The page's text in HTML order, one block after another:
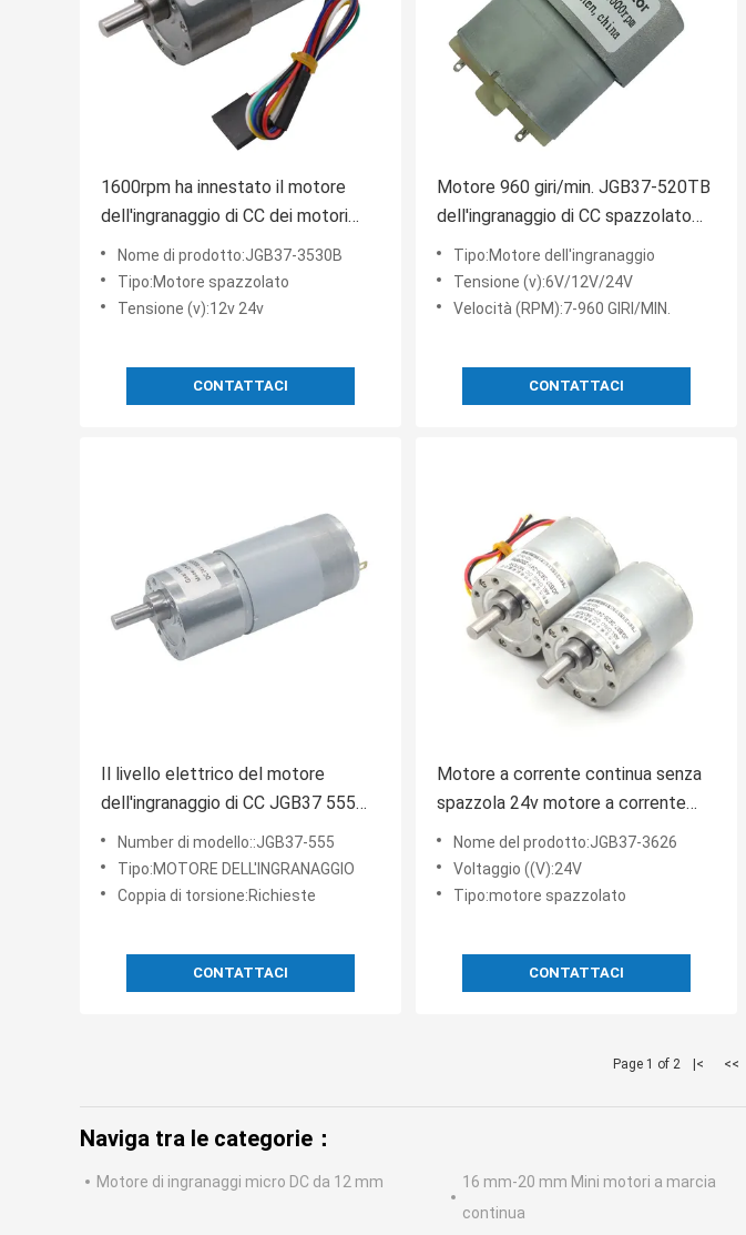
1600rpm ha innestato il motore
dell'ingranaggio di CC dei motori
elettrici JGB37 3530B con il
codificatore
Nome di prodotto:JGB37-3530B
Tipo:Motore spazzolato
Tensione (v):12v 24v
CONTATTACI
Motore 960 giri/min. JGB37-520TB
dell'ingranaggio di CC spazzolato
macchina 12v del trapano
Tipo:Motore dell'ingranaggio
Tensione (v):6V/12V/24V
Velocità (RPM):7-960 GIRI/MIN.
CONTATTACI
Il livello elettrico del motore
dell'ingranaggio di CC JGB37 555
12V serra 37MM per il robot
Number di modello::JGB37-555
Tipo:MOTORE DELL'INGRANAGGIO
Coppia di torsione:Richieste
CONTATTACI
Motore a corrente continua senza
spazzola 24v motore a corrente
continua JGB37-3626 motore a
trasmissione continua 24v
Nome del prodotto:JGB37-3626
Voltaggio ((V):24V
Tipo:motore spazzolato
CONTATTACI
Page 1 of 2 |< <<
Naviga tra le categorie：
Motore di ingranaggi micro DC da 12 mm
16 mm-20 mm Mini motori a marcia
continua